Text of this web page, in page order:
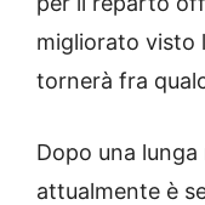
migliorato visto
tornerà fra
Dopo una
attualmente è